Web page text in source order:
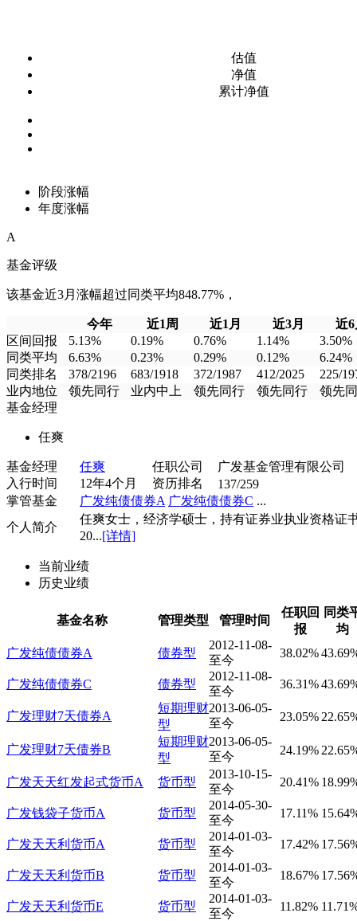
估值
净值
累计净值
阶段涨幅
年度涨幅
A
基金评级
该基金近3月涨幅超过同类平均848.77%，
今年 近1周 近1月 近3月
近6
区间回报
5.13% 0.19% 0.76% 1.14%
3.50%
同类平均
6.63% 0.23% 0.29% 0.12%
6.24%
同类排名
378/2196 683/1918 372/1987 412/2025
225/
业内地位
领先同行 业内中上 领先同行 领先同行
领先
基金经理
任爽
基金经理 任爽 任职公司
广发基金管理有限公司
入行时间
12年4个月 资历排名
137/259
掌管基金
广发纯债债券A 广发纯债债券C ...
个人简介
任爽女士，经济学硕士，持有证券业执业资格证
20...[详情]
当前业绩
历史业绩
基金名称 管理类型 管理时间
任职回
报
同类
均
广发纯债债券A
债券型
2012-11-08-
至今
38.02%
广发纯债债券C 债券型
2012-11-08-
至今
36.31%
广发理财7天债券A
短期理财
型
2013-06-05-
至今
23.05%
广发理财7天债券B
短期理财
型
2013-06-05-
至今
24.19%
广发天天红发起式货币A 货币型
2013-10-15-
至今
20.41%
广发钱袋子货币A 货币型
2014-05-30-
至今
17.11%
广发天天利货币A 货币型
2014-01-03-
至今
17.42%
广发天天利货币B 货币型
2014-01-03-
至今
18.67%
广发天天利货币E 货币型
2014-01-03-
至今
11.82%